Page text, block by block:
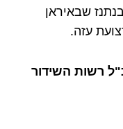
שבאיראן
עזה.
רשות השידור